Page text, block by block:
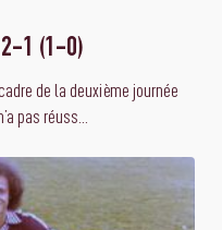
2-1 (1-0)
de la deuxième journée
pas réuss...